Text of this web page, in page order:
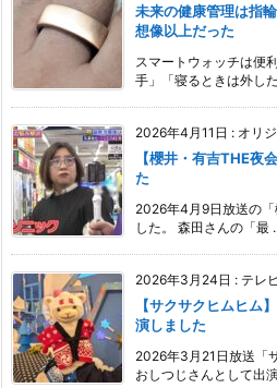
未来の健康管理は指
想像以上だった
スマートウォッチは便
手」「寝るときは外し
2026年4月11日 : オリ
【櫻井・有吉THE夜
た
2026年4月9日放送の
した。 森田さんの「最
2026年3月24日 : テレ
【サクサクヒムヒム
演しました
2026年3月21日放送「
おしつじさんとして出